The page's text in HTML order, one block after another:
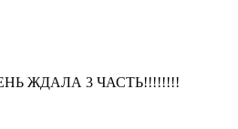
ЖДАЛА 3 ЧАСТЬ!!!!!!!!